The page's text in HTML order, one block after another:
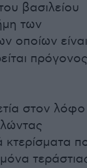
βασιλείου
των
οποίων
πρόγονος
στον λόφο
κτερίσματα